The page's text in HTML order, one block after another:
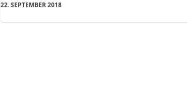
22. SEPTEMBER 2018